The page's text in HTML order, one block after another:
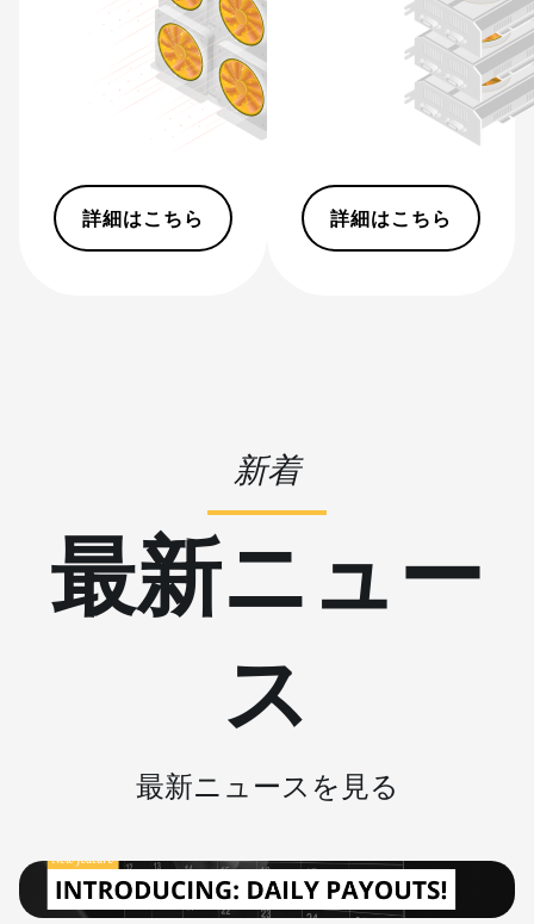
BITMAIN AntMiner S21j XP Hyd
(495Th/s)
BITMAIN AntMiner S9
BITMAIN AntMiner S9 SE
BITMAIN AntMiner S9i
BITMAIN AntMiner S9j
BITMAIN AntMiner T9+
BITMAIN AntMiner Z11
BITMAIN AntMiner Z11e
BITMAIN AntMiner Z11j
BITMAIN AntMiner Z15
BITMAIN AntMiner Z15 Pro
BITMAIN AntMiner Z15j
(152Th)
BITMAIN Antminer S19 Hydro
詳細はこちら 詳細はこちら
新着
最新ニュー
ス
最新ニュースを見る